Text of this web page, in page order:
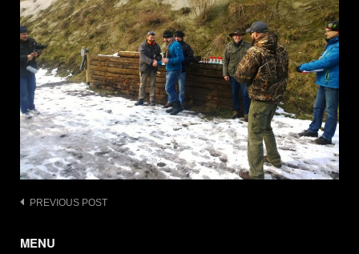
Post
PREVIOUS POST
MENU